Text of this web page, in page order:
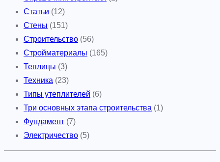
ж
и
в
а
н
и
я
Статьи (12)
Стены (151)
Строительство (56)
Стройматериалы (165)
Теплицы (3)
Техника (23)
Типы утеплителей (6)
Три основных этапа строительства (1)
Фундамент (7)
Электричество (5)